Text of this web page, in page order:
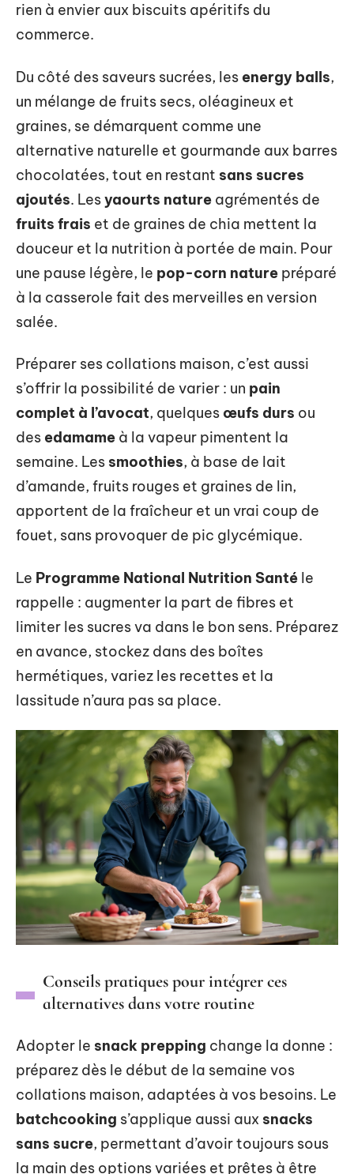
rien à envier aux biscuits apéritifs du
commerce.
Du côté des saveurs sucrées, les energy balls,
un mélange de fruits secs, oléagineux et
graines, se démarquent comme une
alternative naturelle et gourmande aux barres
chocolatées, tout en restant sans sucres
ajoutés. Lesyaourts nature agrémentés de
fruits frais et de graines de chia mettent la
douceur et la nutrition à portée de main. Pour
une pause légère, le pop-corn nature préparé
à la casserole fait des merveilles en version
salée.
Préparer ses collations maison, c’est aussi
s’offrir la possibilité de varier : un pain
complet à l’avocat, quelques œufs durs ou
des edamame à la vapeur pimentent la
semaine. Les smoothies, à base de lait
d’amande, fruits rouges et graines de lin,
apportent de la fraîcheur et un vrai coup de
fouet, sans provoquer de pic glycémique.
Le Programme National Nutrition Santé le
rappelle : augmenter la part de fibres et
limiter les sucres va dans le bon sens. Préparez
en avance, stockez dans des boîtes
hermétiques, variez les recettes et la
lassitude n’aura pas sa place.
Conseils pratiques pour intégrer ces
alternatives dans votre routine
Adopter le snack prepping change la donne :
préparez dès le début de la semaine vos
collations maison, adaptées à vos besoins. Le
batchcooking s’applique aussi aux snacks
sans sucre, permettant d’avoir toujours sous
la main des options variées et prêtes à être